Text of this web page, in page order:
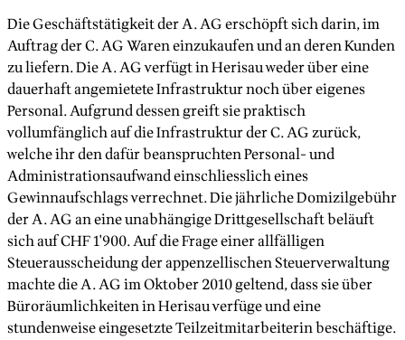
Die Geschäftstätigkeit der A. AG erschöpft sich darin, im
Auftrag der C. AG Waren einzukaufen und an deren Kunden
zu liefern. Die A. AG verfügt in Herisau weder über eine
dauerhaft angemietete Infrastruktur noch über eigenes
Personal. Aufgrund dessen greift sie praktisch
vollumfänglich auf die Infrastruktur der C. AG zurück,
welche ihr den dafür beanspruchten Personal- und
Administrationsaufwand einschliesslich eines
Gewinnaufschlags verrechnet. Die jährliche Domizilgebühr
der A. AG an eine unabhängige Drittgesellschaft beläuft
sich auf CHF 1'900. Auf die Frage einer allfälligen
Steuerausscheidung der appenzellischen Steuerverwaltung
machte die A. AG im Oktober 2010 geltend, dass sie über
Büroräumlichkeiten in Herisau verfüge und eine
stundenweise eingesetzte Teilzeitmitarbeiterin beschäftige.